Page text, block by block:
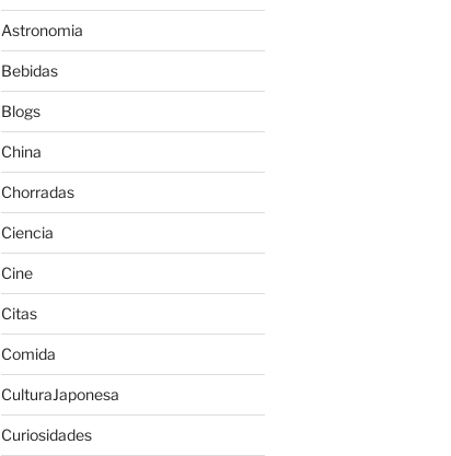
Astronomia
Bebidas
Blogs
China
Chorradas
Ciencia
Cine
Citas
Comida
CulturaJaponesa
Curiosidades